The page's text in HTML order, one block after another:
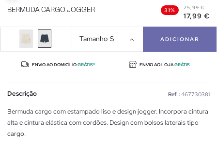
BERMUDA CARGO JOGGER 31% 25,99 €
17,99 €
Tamanho S ADICIONAR
ENVIO AO DOMICÍLIOGRÁTIS* ENVIO AO LOJAGRÁTIS
Descrição Ref. : 467730381
Bermuda cargo com estampado liso e design jogger. Incorpora cintura
alta e cintura elástica com cordões. Design com bolsos laterais tipo
cargo.